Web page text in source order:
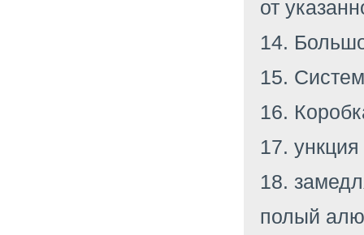
от
14.
15.
16.
17.
18.
полый